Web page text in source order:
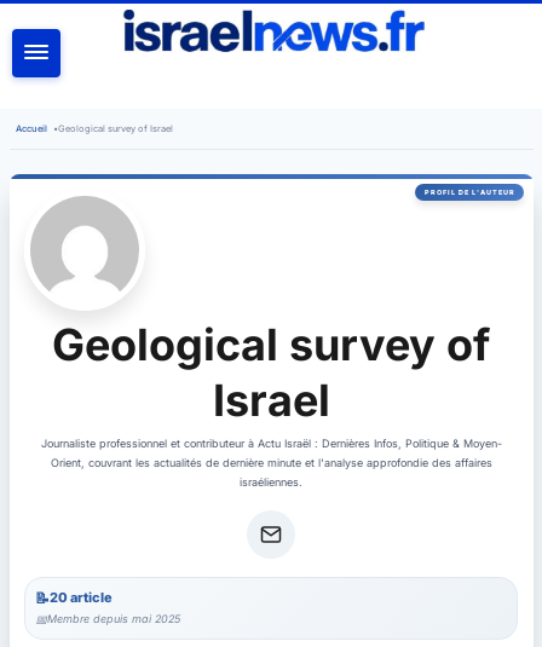
Accueil •Geological survey of Israel
Geological survey of
Israel
Journaliste professionnel et contributeur à Actu Israël : Dernières Infos, Politique & Moyen-
Orient, couvrant les actualités de dernière minute et l'analyse approfondie des affaires
israéliennes.
20 article
Membre depuis mai 2025